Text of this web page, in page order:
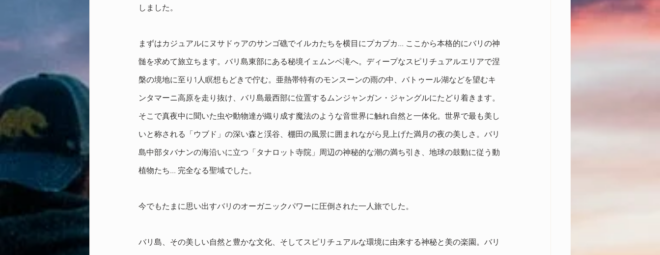
しました。
まずはカジュアルにヌサドゥアのサンゴ礁でイルカたちを横目にプカプカ... ここから本格的にバリの神
髄を求めて旅立ちます。バリ島東部にある秘境イェムンペ滝へ。ディープなスピリチュアルエリアで涅
槃の境地に至り1人瞑想もどきで佇む。亜熱帯特有のモンスーンの雨の中、バトゥール湖などを望むキ
ンタマーニ高原を走り抜け、バリ島最西部に位置するムンジャンガン・ジャングルにたどり着きます。
そこで真夜中に聞いた虫や動物達が織り成す魔法のような音世界に触れ自然と一体化。世界で最も美し
いと称される「ウブド」の深い森と渓谷、棚田の風景に囲まれながら見上げた満月の夜の美しさ。バリ
島中部タバナンの海沿いに立つ「タナロット寺院」周辺の神秘的な潮の満ち引き、地球の鼓動に従う動
植物たち... 完全なる聖域でした。
今でもたまに思い出すバリのオーガニックパワーに圧倒された一人旅でした。
バリ島、その美しい自然と豊かな文化、そしてスピリチュアルな環境に由来する神秘と美の楽園。バリ